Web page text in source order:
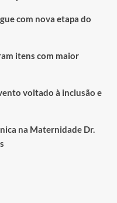
com nova etapa do
itens com maior
voltado à inclusão e
na Maternidade Dr.